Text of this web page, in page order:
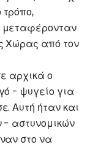
τρόπο,
μεταφέρονταν
Χώρας από τον
αρχικά ο
- ψυγείο για
Αυτή ήταν και
- αστυνομικών
στο να